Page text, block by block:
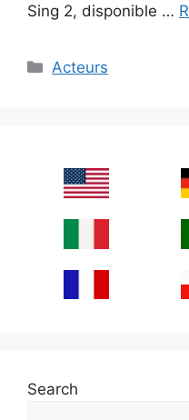
Sing 2, disponible …
Categories
Acteurs
Search